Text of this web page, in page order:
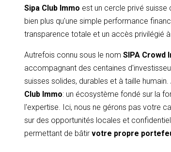
Sipa Club Immo est un cercle privé suisse
bien plus qu'une simple performance
transparence totale et un accès privilégié
Autrefois connu sous le nom SIPA Crowd
accompagnant des centaines
suisses solides, durables et à taille
Club Immo: un écosystème fondé sur la
l'expertise. Ici, nous ne gérons pas votre
sur des opportunités locales et
permettant de bâtir votre propre